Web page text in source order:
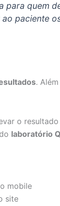
quem
paciente
.
o
laboratório
mobile
site